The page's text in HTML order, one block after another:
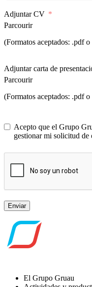
Adjuntar CV
Parcourir
(Formatos aceptados: .pdf
Adjuntar carta de
Parcourir
(Formatos aceptados: .pdf
Acepto que el Grupo
gestionar mi solicitud de
Enviar
El Grupo Gruau